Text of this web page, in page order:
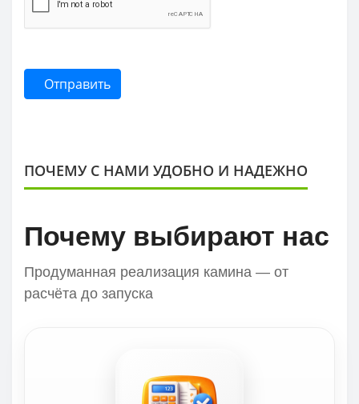
Отправить
ПОЧЕМУ С НАМИ УДОБНО И НАДЕЖНО
Почему выбирают нас
Продуманная реализация камина — от
расчёта до запуска